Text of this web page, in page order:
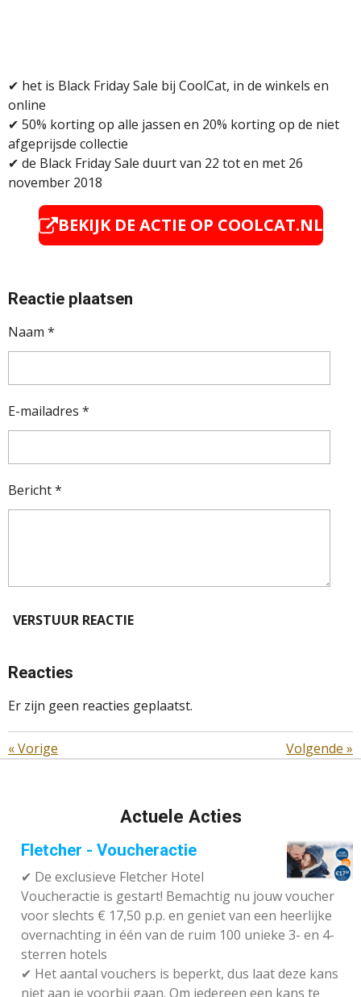
✔ het is Black Friday Sale bij CoolCat, in de winkels en
online
✔ 50% korting op alle jassen en 20% korting op de niet
afgeprijsde collectie
✔ de Black Friday Sale duurt van 22 tot en met 26
november 2018
BEKIJK DE ACTIE OP COOLCAT.NL
Reactie plaatsen
Naam *
E-mailadres *
Bericht *
VERSTUUR REACTIE
Reacties
Er zijn geen reacties geplaatst.
«Vorige Volgende »
Actuele Acties
Fletcher - Voucheractie
✔ De exclusieve Fletcher Hotel
Voucheractie is gestart! Bemachtig nu jouw voucher
voor slechts € 17,50 p.p. en geniet van een heerlijke
overnachting in één van de ruim 100 unieke 3- en 4-
sterren hotels
✔ Het aantal vouchers is beperkt, dus laat deze kans
niet aan je voorbij gaan. Om iedereen een kans te